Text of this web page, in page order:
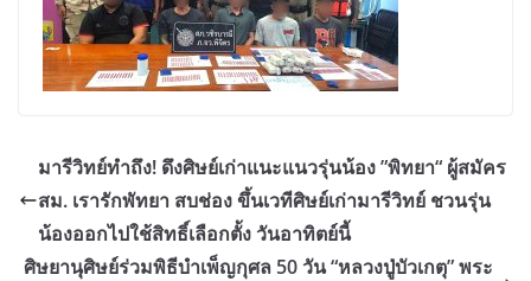
มารีวิทย์ทำถึง! ดึงศิษย์เก่าแนะแนวรุ่นน้อง ”พิทยา“ ผู้สมัคร
สม. เรารักพัทยา สบช่อง ขึ้นเวทีศิษย์เก่ามารีวิทย์ ชวนรุ่น
น้องออกไปใช้สิทธิ์เลือกตั้ง วันอาทิตย์นี้
ศิษยานุศิษย์ร่วมพิธีบำเพ็ญกุศล 50 วัน “หลวงปู่บัวเกตุ” พระ